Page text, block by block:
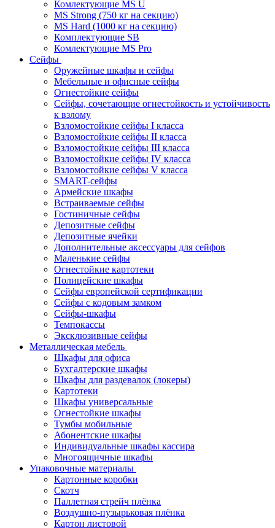
Комлектующие MS U
MS Strong (750 кг на секцию)
MS Hard (1000 кг на секцию)
Комплектующие SB
Комлектующие MS Pro
Сейфы
Оружейные шкафы и сейфы
Мебельные и офисные сейфы
Огнестойкие сейфы
Сейфы, сочетающие огнестойкость и устойчивость
к взлому
Взломостойкие сейфы I класса
Взломостойкие сейфы II класса
Взломостойкие сейфы III класса
Взломостойкие сейфы IV класса
Взломостойкие сейфы V класса
SMART-сейфы
Армейские шкафы
Встраиваемые сейфы
Гостиничные сейфы
Депозитные сейфы
Депозитные ячейки
Дополнительные аксессуары для сейфов
Маленькие сейфы
Огнестойкие картотеки
Полицейские шкафы
Сейфы европейской сертификации
Сейфы с кодовым замком
Сейфы-шкафы
Темпокассы
Эксклюзивные сейфы
Металлическая мебель
Шкафы для офиса
Бухгалтерские шкафы
Шкафы для раздевалок (локеры)
Картотеки
Шкафы универсальные
Огнестойкие шкафы
Тумбы мобильные
Абонентские шкафы
Индивидуальные шкафы кассира
Многоящичные шкафы
Упаковочные материалы
Картонные коробки
Скотч
Паллетная стрейч плёнка
Воздушно-пузырьковая плёнка
Картон листовой